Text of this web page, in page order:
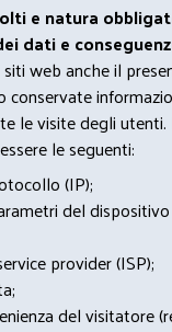
e natura
dati e
web anche il
conservate
le visite degli utenti.
le seguenti:
(IP);
del
provider (ISP);
del visitatore